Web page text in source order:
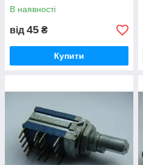
В наявності
від 45 ₴
Купити